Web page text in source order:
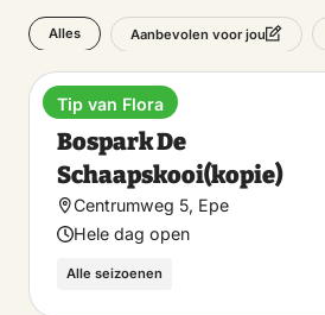
Alles Aanbevolen voor jou
Ferienpark
Bospark De
Schaapskooi(kopie)
Centrumweg 5, Epe
Hele dag open
Alle seizoenen
Tip van Flora